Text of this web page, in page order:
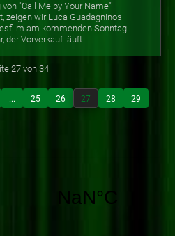
"Call Me by Your Name"
zeigen wir Luca Guadagninos
am kommenden Sonntag
der Vorverkauf läuft.
27 von 34
... 25 26 27 28 29